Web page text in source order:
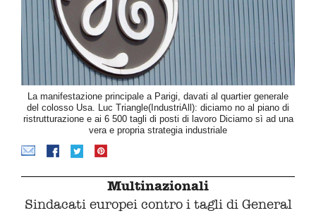
La manifestazione principale a Parigi, davati al quartier generale
del colosso Usa. Luc Triangle(IndustriAll): diciamo no al piano di
ristrutturazione e ai 6 500 tagli di posti di lavoro Diciamo sì ad una
vera e propria strategia industriale
Multinazionali
Sindacati europei contro i tagli di General